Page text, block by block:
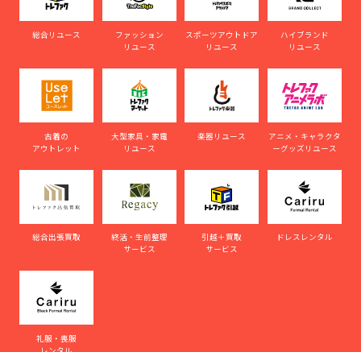
総合リユース
ファッション
リユース
スポーツアウトドア
リユース
ハイブランド
リユース
古着の
アウトレット
大型家具・家電
リユース
楽器リユース
アニメ・キャラクタ
ーグッズリユース
総合出張買取
終活・生前整理
サービス
引越＋買取
サービス
ドレスレンタル
礼服・喪服